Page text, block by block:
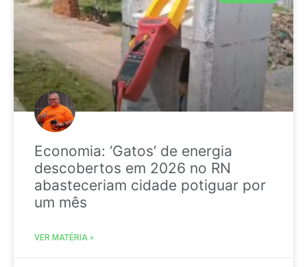
Economia: ‘Gatos’ de energia
descobertos em 2026 no RN
abasteceriam cidade potiguar por
um mês
VER MATÉRIA »